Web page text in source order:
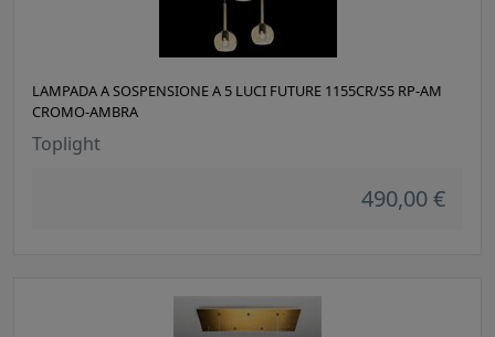
LAMPADA A SOSPENSIONE A 5 LUCI FUTURE 1155CR/S5 RP-AM
CROMO-AMBRA
Toplight
490,00 €